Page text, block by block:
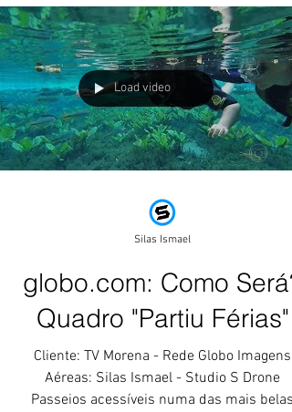
Load video
Silas Ismael
globo.com: Como Será?
Quadro "Partiu Férias"
Cliente: TV Morena - Rede Globo Imagens